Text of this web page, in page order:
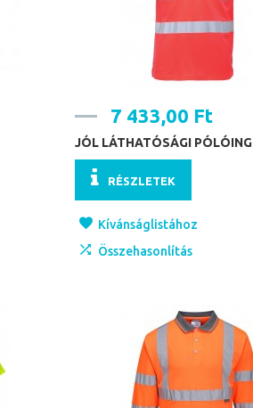
7 433,00 Ft
JÓL LÁTHATÓSÁGI PÓLÓING
RÉSZLETEK
Kívánságlistához
Összehasonlítás